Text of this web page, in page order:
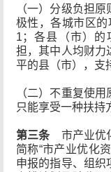
（一）分级负担
极性，各城市区的
1；各县（市）的
担，其中人均财力
平的县（市），支
（二）不重复使
只能享受一种扶持
第三条
市产业优
简称“市产业优化
申报的指导、组织